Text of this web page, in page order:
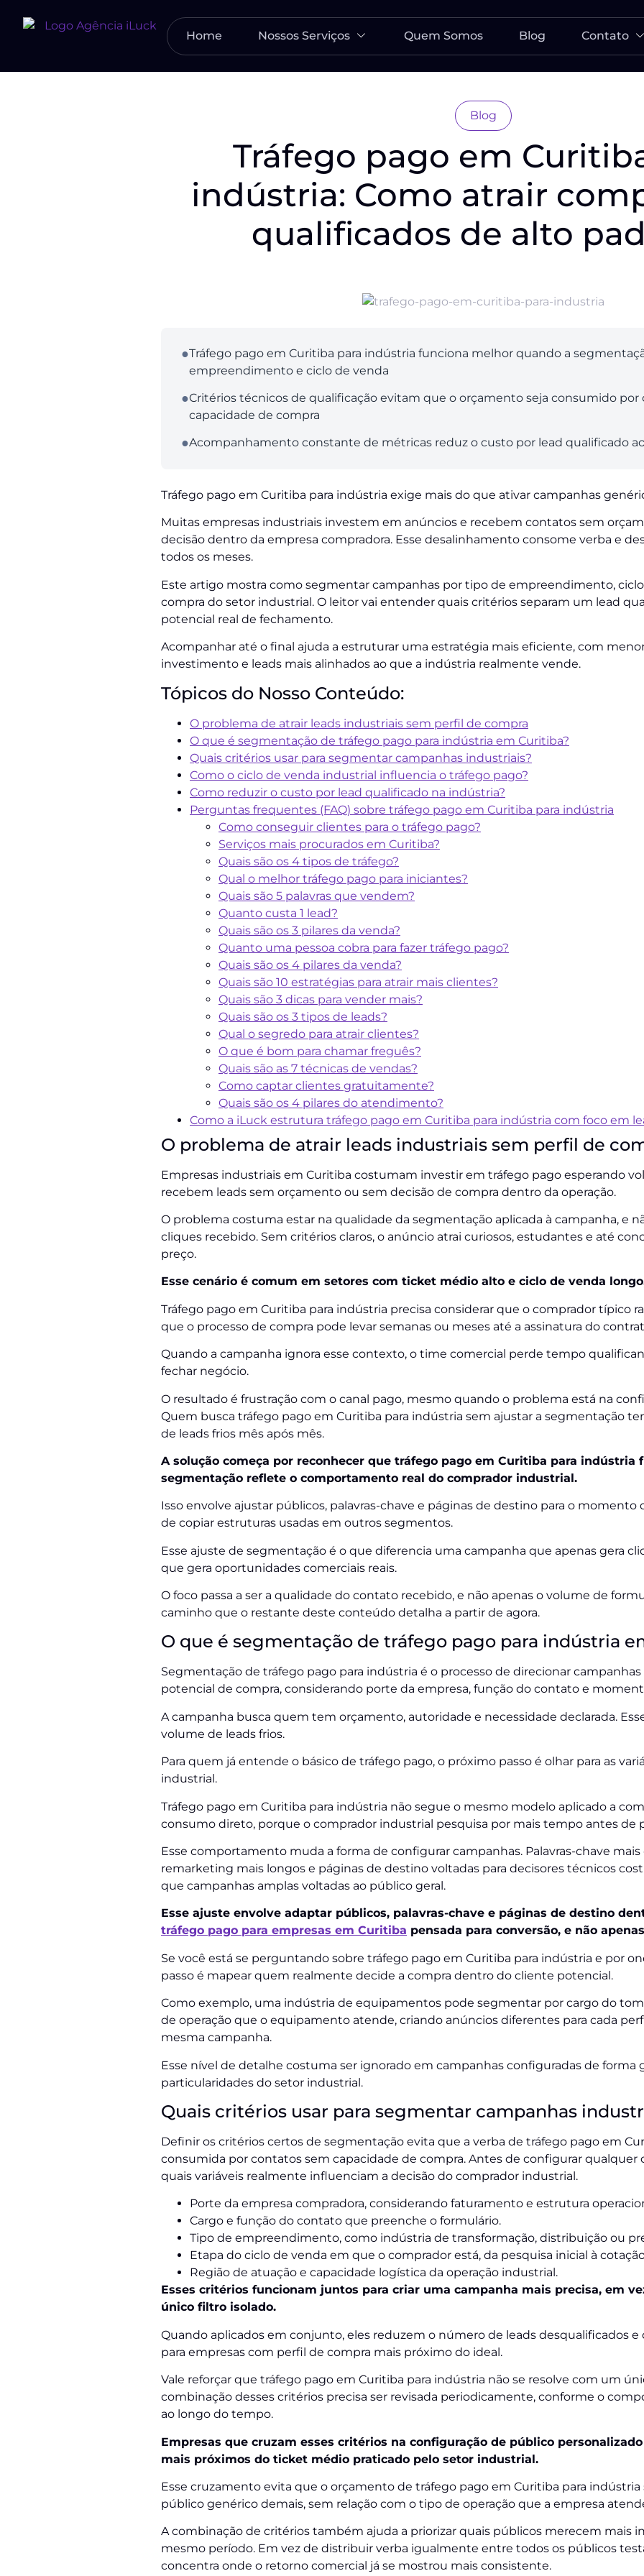
Home Nossos Serviços Quem Somos Blog Contato
Blog
Tráfego pago em
indústria: Como atrair
qualificados de alto
●Tráfego pago em Curitiba para indústria funciona melhor quando a
empreendimento e ciclo de venda
●Critérios técnicos de qualificação evitam que o orçamento seja consumido por
capacidade de compra
●Acompanhamento constante de métricas reduz o custo por lead qualificado
Tráfego pago em Curitiba para indústria exige mais do que ativar campanhas
Muitas empresas industriais investem em anúncios e recebem contatos sem
decisão dentro da empresa compradora. Esse desalinhamento consome verba e
todos os meses.
Este artigo mostra como segmentar campanhas por tipo de empreendimento,
compra do setor industrial. O leitor vai entender quais critérios separam um lead
potencial real de fechamento.
Acompanhar até o final ajuda a estruturar uma estratégia mais eficiente, com
investimento e leads mais alinhados ao que a indústria realmente vende.
Tópicos do Nosso Conteúdo:
O problema de atrair leads industriais sem perfil de compra
O que é segmentação de tráfego pago para indústria em Curitiba?
Quais critérios usar para segmentar campanhas industriais?
Como o ciclo de venda industrial influencia o tráfego pago?
Como reduzir o custo por lead qualificado na indústria?
Perguntas frequentes (FAQ) sobre tráfego pago em Curitiba para indústria
Como conseguir clientes para o tráfego pago?
Serviços mais procurados em Curitiba?
Quais são os 4 tipos de tráfego?
Qual o melhor tráfego pago para iniciantes?
Quais são 5 palavras que vendem?
Quanto custa 1 lead?
Quais são os 3 pilares da venda?
Quanto uma pessoa cobra para fazer tráfego pago?
Quais são os 4 pilares da venda?
Quais são 10 estratégias para atrair mais clientes?
Quais são 3 dicas para vender mais?
Quais são os 3 tipos de leads?
Qual o segredo para atrair clientes?
O que é bom para chamar freguês?
Quais são as 7 técnicas de vendas?
Como captar clientes gratuitamente?
Quais são os 4 pilares do atendimento?
Como a iLuck estrutura tráfego pago em Curitiba para indústria com foco em
O problema de atrair leads industriais sem perfil de
Empresas industriais em Curitiba costumam investir em tráfego pago esperando
recebem leads sem orçamento ou sem decisão de compra dentro da operação.
O problema costuma estar na qualidade da segmentação aplicada à campanha, e
cliques recebido. Sem critérios claros, o anúncio atrai curiosos, estudantes e até
preço.
Esse cenário é comum em setores com ticket médio alto e ciclo de venda
Tráfego pago em Curitiba para indústria precisa considerar que o comprador típico
que o processo de compra pode levar semanas ou meses até a assinatura do
Quando a campanha ignora esse contexto, o time comercial perde tempo
fechar negócio.
O resultado é frustração com o canal pago, mesmo quando o problema está na
Quem busca tráfego pago em Curitiba para indústria sem ajustar a segmentação
de leads frios mês após mês.
A solução começa por reconhecer que tráfego pago em Curitiba para indústria
segmentação reflete o comportamento real do comprador industrial.
Isso envolve ajustar públicos, palavras-chave e páginas de destino para o momento
de copiar estruturas usadas em outros segmentos.
Esse ajuste de segmentação é o que diferencia uma campanha que apenas gera
que gera oportunidades comerciais reais.
O foco passa a ser a qualidade do contato recebido, e não apenas o volume de
caminho que o restante deste conteúdo detalha a partir de agora.
O que é segmentação de tráfego pago para indústria
Segmentação de tráfego pago para indústria é o processo de direcionar campanhas
potencial de compra, considerando porte da empresa, função do contato e
A campanha busca quem tem orçamento, autoridade e necessidade declarada.
volume de leads frios.
Para quem já entende o básico de tráfego pago, o próximo passo é olhar para as
industrial.
Tráfego pago em Curitiba para indústria não segue o mesmo modelo aplicado a
consumo direto, porque o comprador industrial pesquisa por mais tempo antes de
Esse comportamento muda a forma de configurar campanhas. Palavras-chave
remarketing mais longos e páginas de destino voltadas para decisores técnicos
que campanhas amplas voltadas ao público geral.
Esse ajuste envolve adaptar públicos, palavras-chave e páginas de destino
tráfego pago para empresas em Curitiba pensada para conversão, e não
Se você está se perguntando sobre tráfego pago em Curitiba para indústria e por
passo é mapear quem realmente decide a compra dentro do cliente potencial.
Como exemplo, uma indústria de equipamentos pode segmentar por cargo do
de operação que o equipamento atende, criando anúncios diferentes para cada
mesma campanha.
Esse nível de detalhe costuma ser ignorado em campanhas configuradas de forma
particularidades do setor industrial.
Quais critérios usar para segmentar campanhas
Definir os critérios certos de segmentação evita que a verba de tráfego pago em
consumida por contatos sem capacidade de compra. Antes de configurar qualquer
quais variáveis realmente influenciam a decisão do comprador industrial.
Porte da empresa compradora, considerando faturamento e estrutura
Cargo e função do contato que preenche o formulário.
Tipo de empreendimento, como indústria de transformação, distribuição ou
Etapa do ciclo de venda em que o comprador está, da pesquisa inicial à
Região de atuação e capacidade logística da operação industrial.
Esses critérios funcionam juntos para criar uma campanha mais precisa, em
único filtro isolado.
Quando aplicados em conjunto, eles reduzem o número de leads desqualificados
para empresas com perfil de compra mais próximo do ideal.
Vale reforçar que tráfego pago em Curitiba para indústria não se resolve com um
combinação desses critérios precisa ser revisada periodicamente, conforme o
ao longo do tempo.
Empresas que cruzam esses critérios na configuração de público
mais próximos do ticket médio praticado pelo setor industrial.
Esse cruzamento evita que o orçamento de tráfego pago em Curitiba para indústria
público genérico demais, sem relação com o tipo de operação que a empresa
A combinação de critérios também ajuda a priorizar quais públicos merecem mais
mesmo período. Em vez de distribuir verba igualmente entre todos os públicos
concentra onde o retorno comercial já se mostrou mais consistente.